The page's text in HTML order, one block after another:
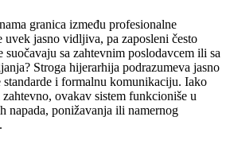
granica između profesionalne
jasno vidljiva, pa zaposleni često
suočavaju sa zahtevnim poslodavcem ili sa
Stroga hijerarhija podrazumeva jasno
standarde i formalnu komunikaciju. Iako
ovakav sistem funkcioniše u
napada, ponižavanja ili namernog